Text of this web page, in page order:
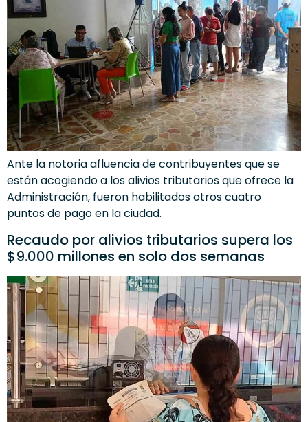
Ante la notoria afluencia de contribuyentes que se
están acogiendo a los alivios tributarios que ofrece la
Administración, fueron habilitados otros cuatro
puntos de pago en la ciudad.
Recaudo por alivios tributarios supera los
$9.000 millones en solo dos semanas